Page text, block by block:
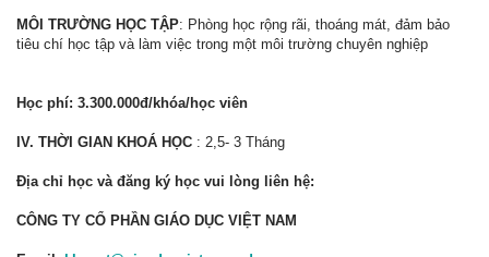
MÔI TRƯỜNG HỌC TẬP: Phòng học rộng rãi, thoáng mát, đảm bảo
tiêu chí học tập và làm việc trong một môi trường chuyên nghiệp
Học phí: 3.300.000đ/khóa/học viên
IV. THỜI GIAN KHOÁ HỌC : 2,5- 3 Tháng
Địa chỉ học và đăng ký học vui lòng liên hệ:
CÔNG TY CỔ PHẦN GIÁO DỤC VIỆT NAM